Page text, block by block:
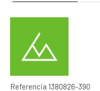
Referencia 1380826-390